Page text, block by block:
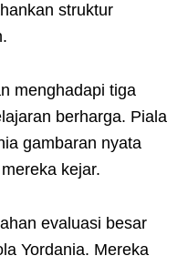
struktur
menghadapi tiga
berharga. Piala
gambaran nyata
kejar.
evaluasi besar
Yordania. Mereka